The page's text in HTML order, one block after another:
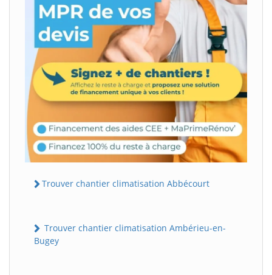
Trouver chantier climatisation Abbécourt
Trouver chantier climatisation Ambérieu-en-
Bugey